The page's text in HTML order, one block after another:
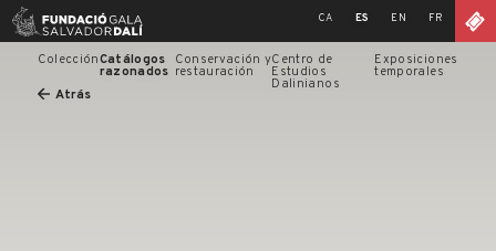
Skip
CA ES EN FR
ColecciónCatálogos
razonados
Conservación y
restauración
Centro de
Estudios
Dalinianos
Exposiciones
temporales
Atrás